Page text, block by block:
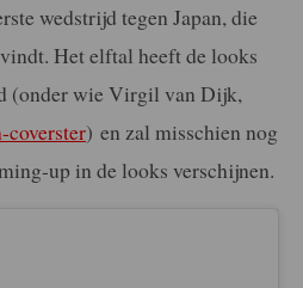
wedstrijd tegen Japan, die
Het elftal heeft de looks
(onder wie Virgil van Dijk,
coverster) en zal misschien nog
up in de looks verschijnen.